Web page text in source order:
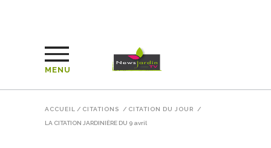
MENU
ACCUEIL / CITATIONS / CITATION DU JOUR /
LA CITATION JARDINIÈRE DU 9 avril